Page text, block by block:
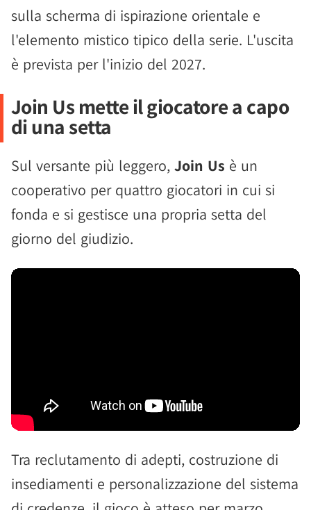
sulla scherma di ispirazione orientale e
l'elemento mistico tipico della serie. L'uscita
è prevista per l'inizio del 2027.
Join Us mette il giocatore a capo
di una setta
Sul versante più leggero, Join Us è un
cooperativo per quattro giocatori in cui si
fonda e si gestisce una propria setta del
giorno del giudizio.
Tra reclutamento di adepti, costruzione di
insediamenti e personalizzazione del sistema